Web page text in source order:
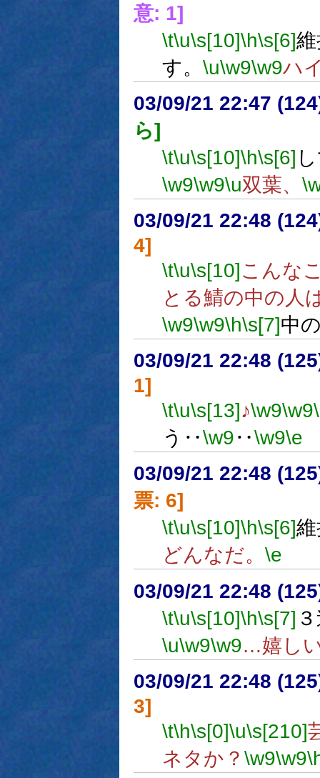
意: 1]
\t\u\s[10]\h\s[6]
す。 \u\w9\w9ハ
03/09/21 22:47
ら]
\t\u\s[10]\h\s[6]
\w9\w9\u双葉、
03/09/21 22:48
4]
\t\u\s[10]こんな
とる鯖の中の人
\w9\w9\h\s[7]中
03/09/21 22:48
1]
\t\u\s[13]♪\w9\w9
う‥\w9‥\w9\e
03/09/21 22:48
票: 6]
\t\u\s[10]\h\s[6]
どんなだ。 \e
03/09/21 22:48
\t\u\s[10]\h\s[7]
\u\w9\w9…嬉し
03/09/21 22:48
3]
\t\h\s[0]\u\s[210]
ネタか？ \w9\w9